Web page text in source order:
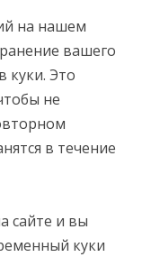
на нашем
вашего
куки. Это
не
в течение
сайте и вы
куки